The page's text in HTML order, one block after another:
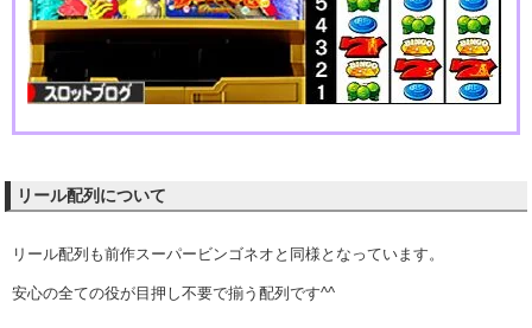
リール配列について
リール配列も前作スーパービンゴネオと同様となっています。
安心の全ての役が目押し不要で揃う配列です^^